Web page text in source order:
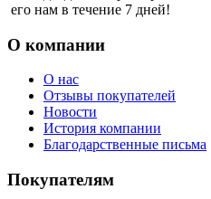
его нам в течение 7 дней!
О компании
О нас
Отзывы покупателей
Новости
История компании
Благодарственные письма
Покупателям